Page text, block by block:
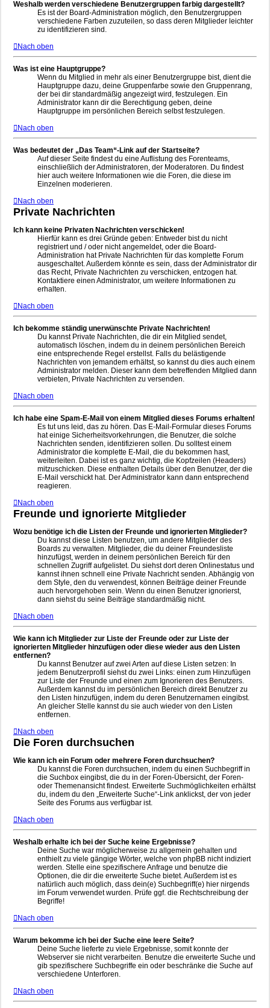
Weshalb werden verschiedene Benutzergruppen farbig dargestellt?
Es ist der Board-Administration möglich, den Benutzergruppen
verschiedene Farben zuzuteilen, so dass deren Mitglieder leichter
zu identifizieren sind.
Nach oben
Was ist eine Hauptgruppe?
Wenn du Mitglied in mehr als einer Benutzergruppe bist, dient die
Hauptgruppe dazu, deine Gruppenfarbe sowie den Gruppenrang,
der bei dir standardmäßig angezeigt wird, festzulegen. Ein
Administrator kann dir die Berechtigung geben, deine
Hauptgruppe im persönlichen Bereich selbst festzulegen.
Nach oben
Was bedeutet der „Das Team“-Link auf der Startseite?
Auf dieser Seite findest du eine Auflistung des Forenteams,
einschließlich der Administratoren, der Moderatoren. Du findest
hier auch weitere Informationen wie die Foren, die diese im
Einzelnen moderieren.
Nach oben
Private Nachrichten
Ich kann keine Privaten Nachrichten verschicken!
Hierfür kann es drei Gründe geben: Entweder bist du nicht
registriert und / oder nicht angemeldet, oder die Board-
Administration hat Private Nachrichten für das komplette Forum
ausgeschaltet. Außerdem könnte es sein, dass der Administrator dir
das Recht, Private Nachrichten zu verschicken, entzogen hat.
Kontaktiere einen Administrator, um weitere Informationen zu
erhalten.
Nach oben
Ich bekomme ständig unerwünschte Private Nachrichten!
Du kannst Private Nachrichten, die dir ein Mitglied sendet,
automatisch löschen, indem du in deinem persönlichen Bereich
eine entsprechende Regel erstellst. Falls du belästigende
Nachrichten von jemandem erhältst, so kannst du dies auch einem
Administrator melden. Dieser kann dem betreffenden Mitglied dann
verbieten, Private Nachrichten zu versenden.
Nach oben
Ich habe eine Spam-E-Mail von einem Mitglied dieses Forums erhalten!
Es tut uns leid, das zu hören. Das E-Mail-Formular dieses Forums
hat einige Sicherheitsvorkehrungen, die Benutzer, die solche
Nachrichten senden, identifizieren sollen. Du solltest einem
Administrator die komplette E-Mail, die du bekommen hast,
weiterleiten. Dabei ist es ganz wichtig, die Kopfzeilen (Headers)
mitzuschicken. Diese enthalten Details über den Benutzer, der die
E-Mail verschickt hat. Der Administrator kann dann entsprechend
reagieren.
Nach oben
Freunde und ignorierte Mitglieder
Wozu benötige ich die Listen der Freunde und ignorierten Mitglieder?
Du kannst diese Listen benutzen, um andere Mitglieder des
Boards zu verwalten. Mitglieder, die du deiner Freundesliste
hinzufügst, werden in deinem persönlichen Bereich für den
schnellen Zugriff aufgelistet. Du siehst dort deren Onlinestatus und
kannst ihnen schnell eine Private Nachricht senden. Abhängig von
dem Style, den du verwendest, können Beiträge deiner Freunde
auch hervorgehoben sein. Wenn du einen Benutzer ignorierst,
dann siehst du seine Beiträge standardmäßig nicht.
Nach oben
Wie kann ich Mitglieder zur Liste der Freunde oder zur Liste der
ignorierten Mitglieder hinzufügen oder diese wieder aus den Listen
entfernen?
Du kannst Benutzer auf zwei Arten auf diese Listen setzen: In
jedem Benutzerprofil siehst du zwei Links: einen zum Hinzufügen
zur Liste der Freunde und einen zum Ignorieren des Benutzers.
Außerdem kannst du im persönlichen Bereich direkt Benutzer zu
den Listen hinzufügen, indem du deren Benutzernamen eingibst.
An gleicher Stelle kannst du sie auch wieder von den Listen
entfernen.
Nach oben
Die Foren durchsuchen
Wie kann ich ein Forum oder mehrere Foren durchsuchen?
Du kannst die Foren durchsuchen, indem du einen Suchbegriff in
die Suchbox eingibst, die du in der Foren-Übersicht, der Foren-
oder Themenansicht findest. Erweiterte Suchmöglichkeiten erhältst
du, indem du den „Erweiterte Suche“-Link anklickst, der von jeder
Seite des Forums aus verfügbar ist.
Nach oben
Weshalb erhalte ich bei der Suche keine Ergebnisse?
Deine Suche war möglicherweise zu allgemein gehalten und
enthielt zu viele gängige Wörter, welche von phpBB nicht indiziert
werden. Stelle eine spezifischere Anfrage und benutze die
Optionen, die dir die erweiterte Suche bietet. Außerdem ist es
natürlich auch möglich, dass dein(e) Suchbegriff(e) hier nirgends
im Forum verwendet wurden. Prüfe ggf. die Rechtschreibung der
Begriffe!
Nach oben
Warum bekomme ich bei der Suche eine leere Seite?
Deine Suche lieferte zu viele Ergebnisse, somit konnte der
Webserver sie nicht verarbeiten. Benutze die erweiterte Suche und
gib spezifischere Suchbegriffe ein oder beschränke die Suche auf
verschiedene Unterforen.
Nach oben